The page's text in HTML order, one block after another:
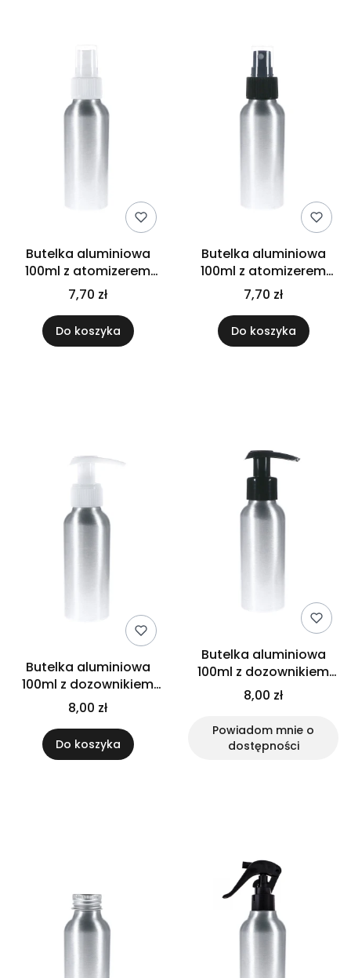
Butelka aluminiowa
100ml z atomizerem
białym
7,70 zł
Do koszyka
Butelka aluminiowa
100ml z atomizerem
czarnym
7,70 zł
Do koszyka
Butelka aluminiowa
100ml z dozownikiem
białym
8,00 zł
Do koszyka
Butelka aluminiowa
100ml z dozownikiem
czarnym
8,00 zł
Powiadom mnie o
dostępności